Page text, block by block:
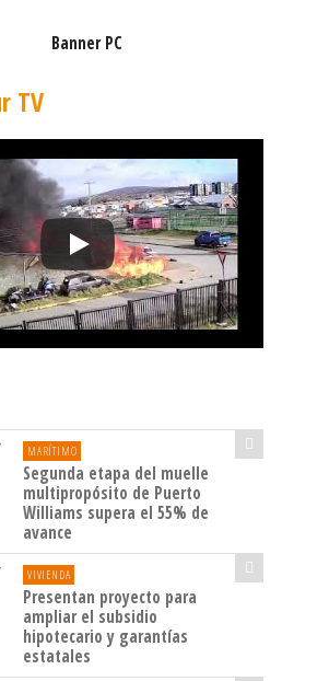
TV
MARÍTIMO
Segunda etapa del muelle
multipropósito de Puerto
Williams supera el 55% de
avance
VIVIENDA
Presentan proyecto para
ampliar el subsidio
hipotecario y garantías
estatales